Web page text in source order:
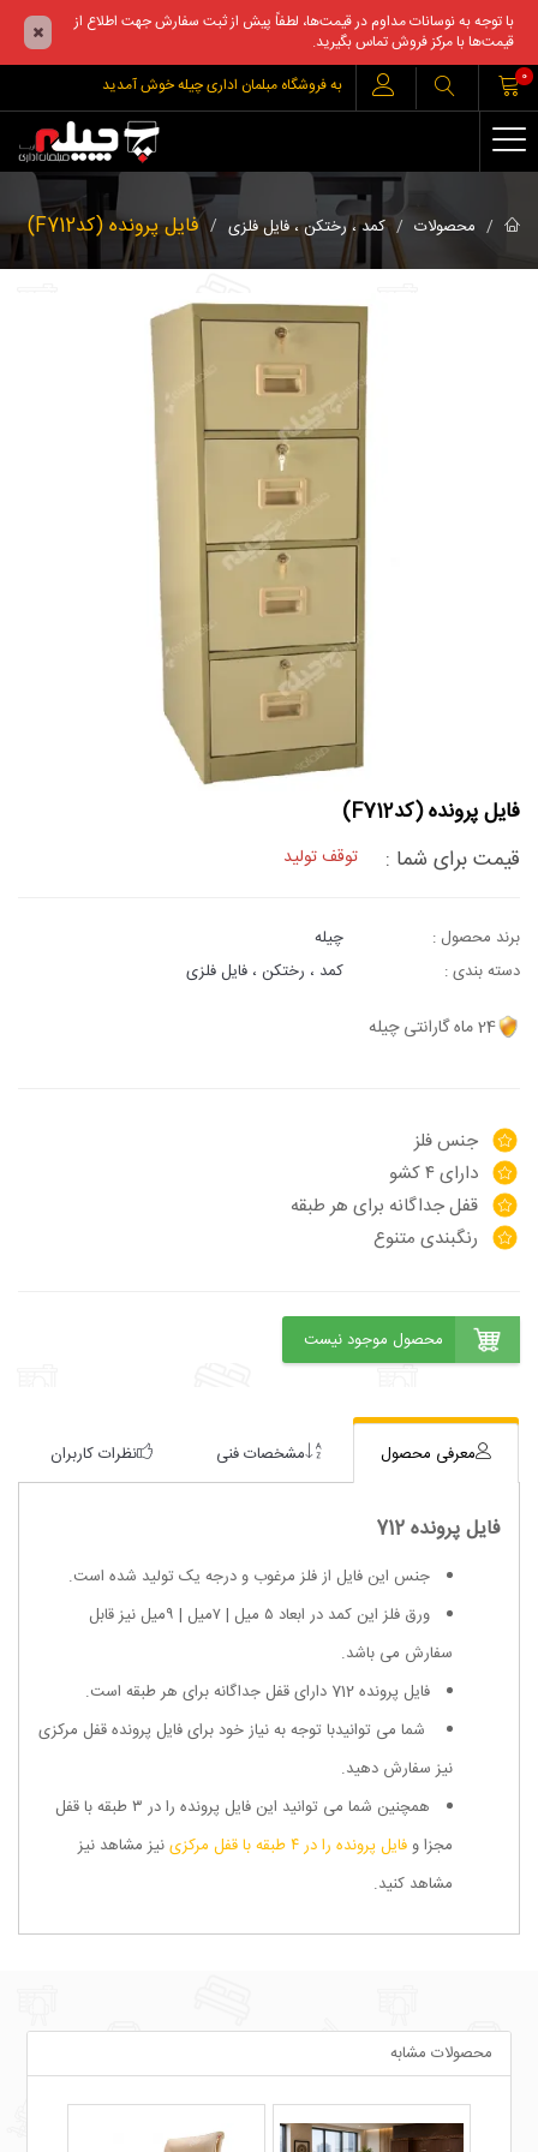
با توجه به نوسانات مداوم در قیمت‌ها، لطفاً پیش از ثبت سفارش جهت اطلاع از
قیمت‌ها با مرکز فروش تماس بگیرید.
به فروشگاه مبلمان اداری چیله خوش آمدید
0
محصولات کمد ، رختکن ، فایل فلزی فایل پرونده (کدF712)
فایل پرونده (کدF712)
قیمت برای شما :
توقف تولید
برند محصول :
چیله
دسته بندی :
کمد ، رختکن ، فایل فلزی
24 ماه گارانتی چیله
جنس فلز
دارای ۴ کشو
قفل جداگانه برای هر طبقه
رنگبندی متنوع
معرفی محصول مشخصات فنی نظرات کاربران
فایل پرونده 712
جنس این فایل از فلز مرغوب و درجه یک تولید شده است.
ورق فلز این کمد در ابعاد ۵ میل | ۷میل | ۹میل نیز قابل
سفارش می باشد.
فایل پرونده 712 دارای قفل جداگانه برای هر طبقه است.
شما می توانیدبا توجه به نیاز خود برای فایل پرونده قفل مرکزی
نیز سفارش دهید.
همچنین شما می توانید این فایل پرونده را در ۳ طبقه با قفل
مجزا و فایل پرونده را در ۴ طبقه با قفل مرکزی
نیز مشاهد نیز
مشاهد کنید.
محصولات مشابه